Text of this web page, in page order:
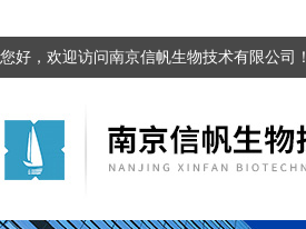
您好，欢迎访问南京信帆生物技术有限公司！